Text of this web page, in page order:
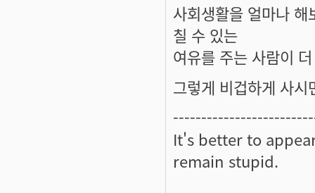
사회생활을 얼마나
칠 수 있는
여유를 주는 사람이
그렇게 비겁하게 사
It's better to
remain stupid.